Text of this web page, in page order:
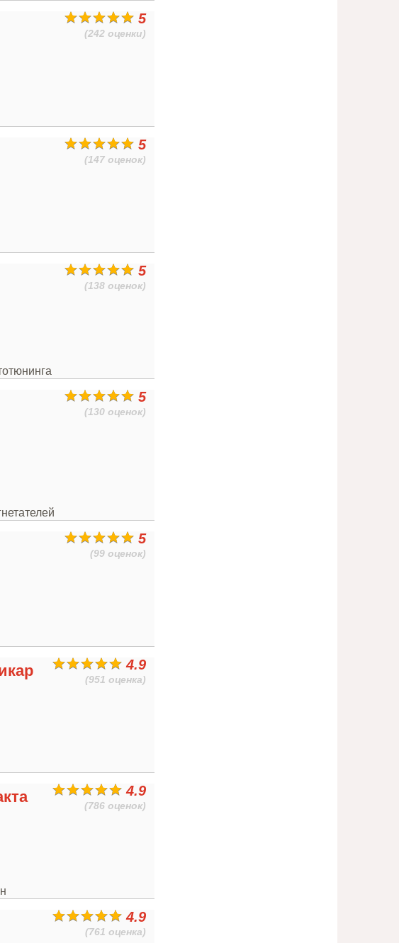
5
(242 оценки)
5
(147 оценок)
5
(138 оценок)
5
(130 оценок)
5
(99 оценок)
4.9
(951 оценка)
4.9
(786 оценок)
4.9
(761 оценка)